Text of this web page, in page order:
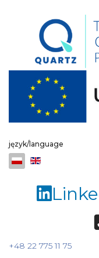
język/language
Wybierz swój język
+48 22 775 11 75